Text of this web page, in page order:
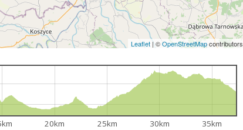
Leaflet | ©OpenStreetMapcontributors
20km 25km 30km 35km